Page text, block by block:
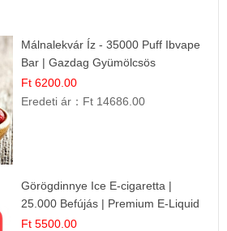
Málnalekvár Íz - 35000 Puff Ibvape
Bar | Gazdag Gyümölcsös
Ízélmény!
Ft 6200.00
Eredeti ár： Ft 14686.00
Görögdinnye Ice E-cigaretta |
25.000 Befújás | Premium E-Liquid
Ft 5500.00